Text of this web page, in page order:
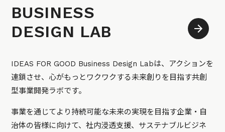
BUSINESS
DESIGN LAB
IDEAS FOR GOOD Business Design Labは、アクションを
連鎖させ、心がもっとワクワクする未来創りを目指す共創
型事業開発ラボです。
事業を通じてより持続可能な未来の実現を目指す企業・自
治体の皆様に向けて、社内浸透支援、サステナブルビジネ